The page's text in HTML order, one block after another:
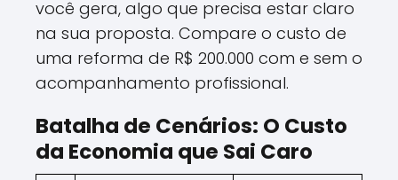
você gera, algo que precisa estar claro
na sua proposta. Compare o custo de
uma reforma de R$ 200.000 com e sem o
acompanhamento profissional.
Batalha de Cenários: O Custo
da Economia que Sai Caro